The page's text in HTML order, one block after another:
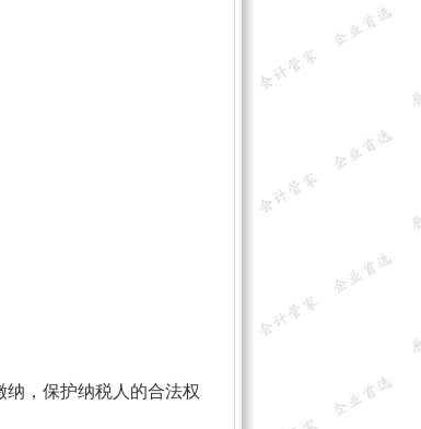
，保护纳税人的合法权